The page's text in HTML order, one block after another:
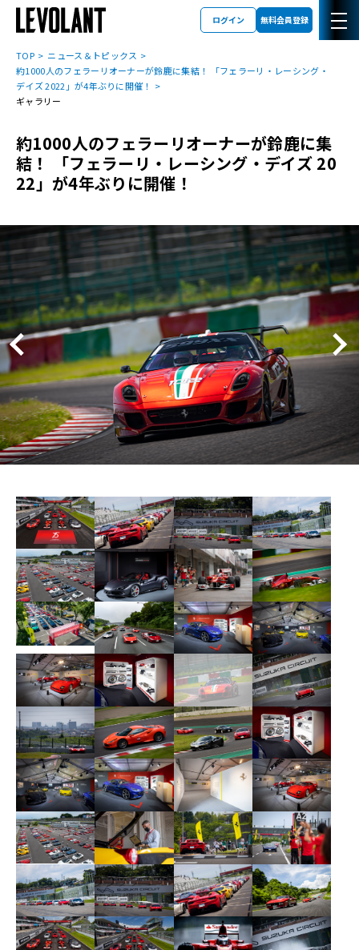
ログイン 無料会員登録
TOP
ニュース＆トピックス
約1000人のフェラーリオーナーが鈴鹿に集結！ 「フェラーリ・レーシング・
デイズ 2022」が4年ぶりに開催！
ギャラリー
約1000人のフェラーリオーナーが鈴鹿に集
結！ 「フェラーリ・レーシング・デイズ 20
22」が4年ぶりに開催！